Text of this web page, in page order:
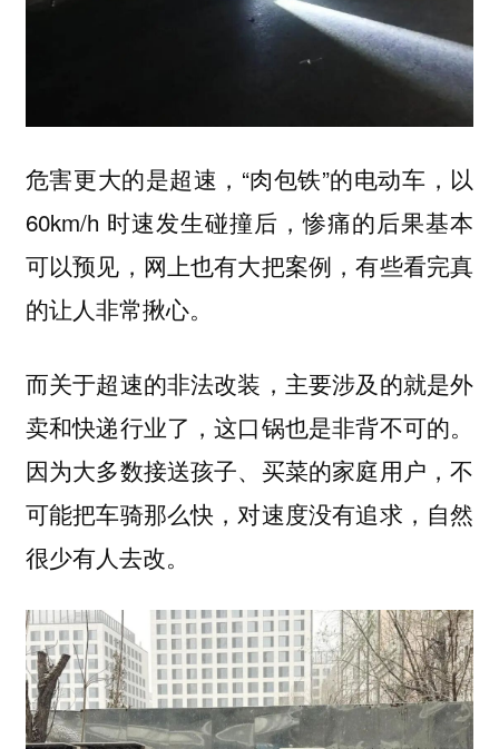
危害更大的是超速，“肉包铁”的电动车，以
60km/h 时速发生碰撞后，惨痛的后果基本
可以预见，网上也有大把案例，有些看完真
的让人非常揪心。
而关于超速的非法改装，主要涉及的就是外
卖和快递行业了，这口锅也是非背不可的。
因为大多数接送孩子、买菜的家庭用户，不
可能把车骑那么快，对速度没有追求，自然
很少有人去改。